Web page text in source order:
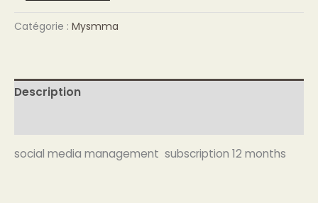
Catégorie : Mysmma
Description
social media management subscription 12 months